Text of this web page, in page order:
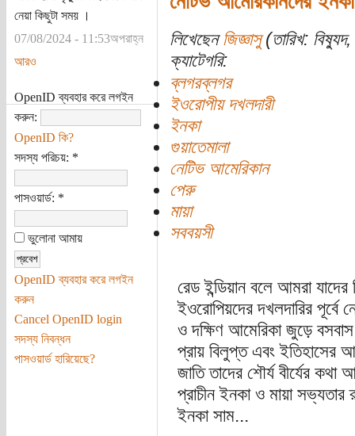
নেয়া কিছুটা সময় ।
07/08/2024 - 11:53অপরাহ্ন
আরও
OpenID ব্যবহার করে লগইন
করুন:
OpenID কি?
সদস্য পরিচয়: *
পাসওয়ার্ড: *
ভুলোনা আমায়
OpenID ব্যবহার করে লগইন
করুন
Cancel OpenID login
সদস্য নিবন্ধন
পাসওয়ার্ড হারিয়েছে?
লিখেছেন জিজ্ঞাসু(তারিখ:
ক্যাটেগরি:
ব্লগরব্লগর
ইওরোপীয় দখলদারী
ইনকা
গুয়াতেমালা
নেটিভ আমেরিকান
পেরু
মায়া
সববয়সী
রেড ইন্ডিয়ান বলে আমরা
ইওরোপিয়দের দখলদারির পূর্বে
ও দক্ষিণ আমেরিকা জুড়ে
প্রায় বিলুপ্ত এবং ইতিহাসের
জাতি তাদের শৌর্য বীর্যের
প্রাচীন ইনকা ও মায়া
ইনকা সাম...